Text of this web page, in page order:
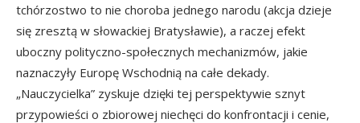
tchórzostwo to nie choroba jednego narodu (akcja dzieje
się zresztą w słowackiej Bratysławie), a raczej efekt
uboczny polityczno-społecznych mechanizmów, jakie
naznaczyły Europę Wschodnią na całe dekady.
„Nauczycielka” zyskuje dzięki tej perspektywie sznyt
przypowieści o zbiorowej niechęci do konfrontacji i cenie,